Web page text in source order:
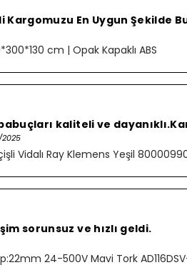
Kargomuzu En Uygun Şekilde
cm | Opak Kapaklı ABS
kaliteli ve
Vidalı Ray Klemens Yeşil
sorunsuz ve hızlı geldi.
24-500V Mavi Tork